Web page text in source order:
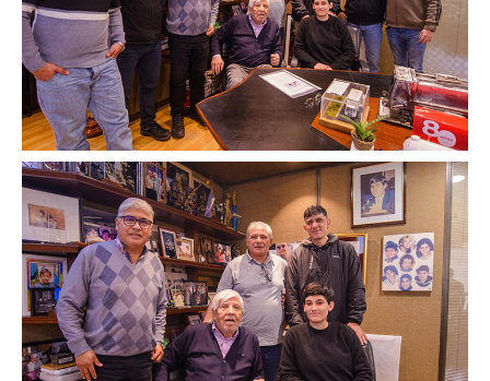
Secretaría general
Secretaría general adjunta
Secretaría de actas
Secretaría gremial
Secretario Tesorero
Secretaría prensa y cultura
Secretaría de Obra Social
Secretaría Administrativa
Secretaría de Organización